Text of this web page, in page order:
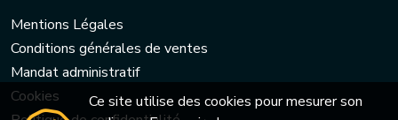
Mentions Légales
Conditions générales de ventes
Mandat administratif
Cookies
Ce site utilise des cookies pour mesurer son